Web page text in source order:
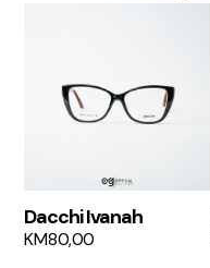
Dacchi Ivanah
KM80,00